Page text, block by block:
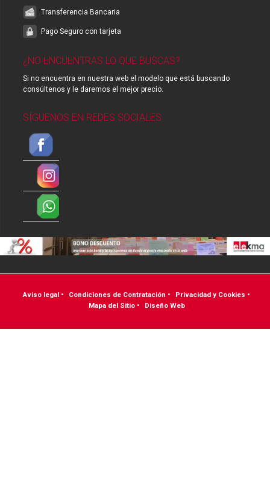
Transferencia Bancaria
Pago Seguro con tarjeta
¿NO ENCUENTRAS LO QUE BUSCAS?
Si no encuentra en nuestra web el modelo que está buscando
consúltenos y le daremos el mejor precio.
SÍGUENOS EN REDES SOCIALES
Aviso legal • Condiciones de Contratación • Privacidad y Cookies •
Mapa del Sitio• Diseño Web